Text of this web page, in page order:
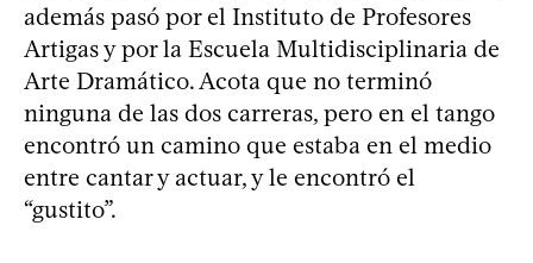
además pasó por el Instituto de Profesores
Artigas y por la Escuela Multidisciplinaria de
Arte Dramático. Acota que no terminó
ninguna de las dos carreras, pero en el tango
encontró un camino que estaba en el medio
entre cantar y actuar, y le encontró el
“gustito”.